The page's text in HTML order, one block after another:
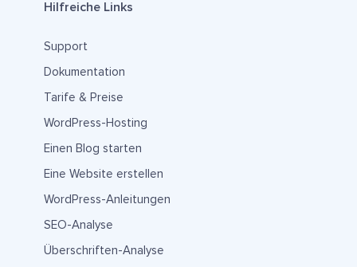
Hilfreiche Links
Support
Dokumentation
Tarife & Preise
WordPress-Hosting
Einen Blog starten
Eine Website erstellen
WordPress-Anleitungen
SEO-Analyse
Überschriften-Analyse